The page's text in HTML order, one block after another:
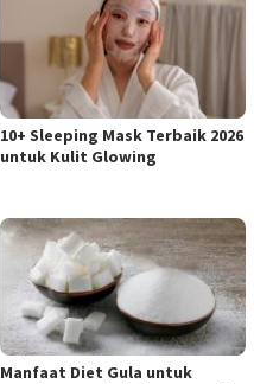
10+ Sleeping Mask Terbaik 2026
untuk Kulit Glowing
Manfaat Diet Gula untuk